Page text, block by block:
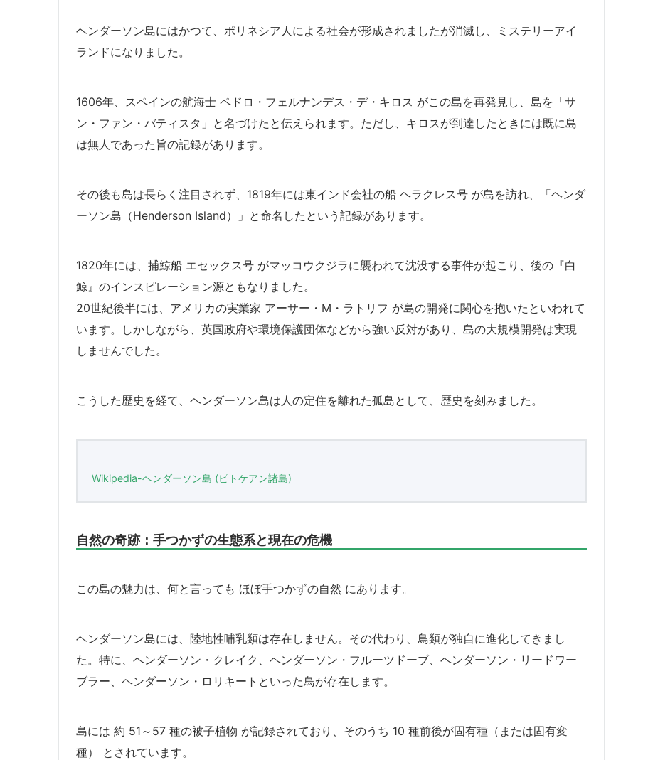
ヘンダーソン島にはかつて、ポリネシア人による社会が形成されましたが消滅し、ミステリーアイ
ランドになりました。
1606年、スペインの航海士 ペドロ・フェルナンデス・デ・キロス がこの島を再発見し、島を「サ
ン・ファン・バティスタ」と名づけたと伝えられます。ただし、キロスが到達したときには既に島
は無人であった旨の記録があります。
その後も島は長らく注目されず、1819年には東インド会社の船 ヘラクレス号 が島を訪れ、「ヘンダ
ーソン島（Henderson Island）」と命名したという記録があります。
1820年には、捕鯨船 エセックス号 がマッコウクジラに襲われて沈没する事件が起こり、後の『白
鯨』のインスピレーション源ともなりました。
20世紀後半には、アメリカの実業家 アーサー・M・ラトリフ が島の開発に関心を抱いたといわれて
います。しかしながら、英国政府や環境保護団体などから強い反対があり、島の大規模開発は実現
しませんでした。
こうした歴史を経て、ヘンダーソン島は人の定住を離れた孤島として、歴史を刻みました。
Wikipedia-ヘンダーソン島 (ピトケアン諸島)
自然の奇跡：手つかずの生態系と現在の危機
この島の魅力は、何と言っても ほぼ手つかずの自然 にあります。
ヘンダーソン島には、陸地性哺乳類は存在しません。その代わり、鳥類が独自に進化してきまし
た。特に、ヘンダーソン・クレイク、ヘンダーソン・フルーツドーブ、ヘンダーソン・リードワー
ブラー、ヘンダーソン・ロリキートといった鳥が存在します。
島には 約 51～57 種の被子植物 が記録されており、そのうち 10 種前後が固有種（または固有変
種） とされています。